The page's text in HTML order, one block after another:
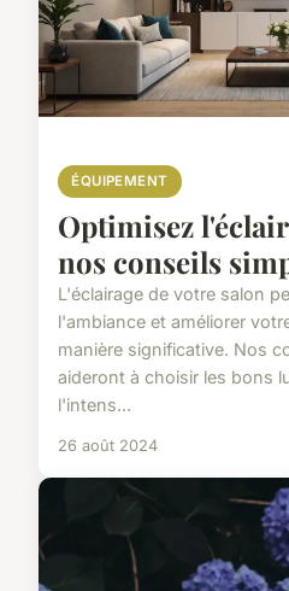
ÉQUIPEMENT
Optimisez
nos conseils
L'éclairage de votre salon
l'ambiance et améliorer
manière significative. Nos
aideront à choisir les bons
l'intens...
26 août 2024